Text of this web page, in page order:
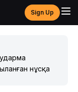
Sign Up
нұсқа